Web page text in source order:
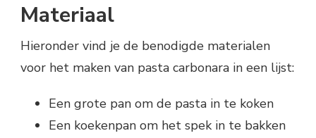
Materiaal
Hieronder vind je de benodigde materialen
voor het maken van pasta carbonara in een lijst:
Een grote pan om de pasta in te koken
Een koekenpan om het spek in te bakken